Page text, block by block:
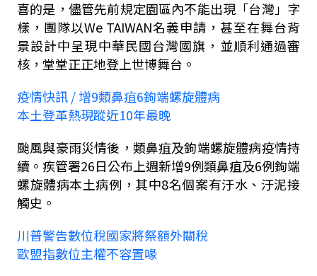
喜的是，儘管先前規定園區內不能出現「台灣」字
樣，團隊以We TAIWAN名義申請，甚至在舞台背
景設計中呈現中華民國台灣國旗，並順利通過審
核，堂堂正正地登上世博舞台。
疫情快訊/增9類鼻疽6鉤端螺旋體病
本土登革熱現蹤近10年最晚
颱風與豪雨災情後，類鼻疽及鉤端螺旋體病疫情持
續。疾管署26日公布上週新增9例類鼻疽及6例鉤端
螺旋體病本土病例，其中8名個案有汙水、汙泥接
觸史。
川普警告數位稅國家將祭額外關稅
歐盟指數位主權不容置喙